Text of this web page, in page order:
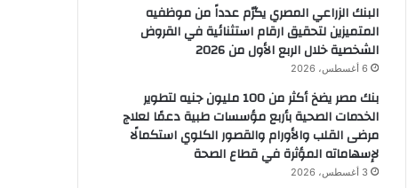
البنك الزراعي المصري يكرّم عدداً من موظفيه
المتميزين لتحقيق ارقام استثنائية في القروض
الشخصية خلال الربع الأول من 2026
6 أغسطس، 2026
بنك مصر يضخ أكثر من 100 مليون جنيه لتطوير
الخدمات الصحية بأربع مؤسسات طبية دعمًا لعلاج
مرضى القلب والأورام والقصور الكلوي استكمالًا
لإسهاماته المؤثرة في قطاع الصحة
3 أغسطس، 2026